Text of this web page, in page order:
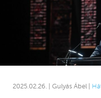
2025.02.26. | Gulyás Ábel |